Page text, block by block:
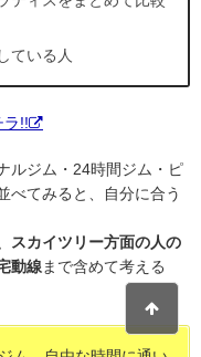
ている人
ラ!!
ルジム・24時間ジム・ピ
べてみると、自分に合う
スカイツリー方面の人の
動線まで含めて考える